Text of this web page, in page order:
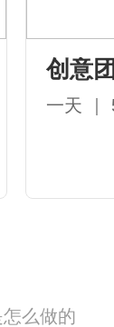
创意
一天 ｜
么做的